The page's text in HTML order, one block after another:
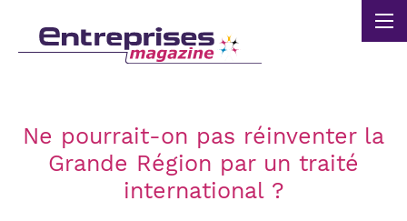
Ne pourrait-on pas réinventer la
Grande Région par un traité
international ?